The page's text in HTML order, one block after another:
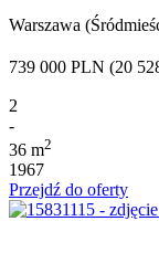
Warszawa
739 000 PLN (20
2
-
36 m2
1967
Przejdź do oferty